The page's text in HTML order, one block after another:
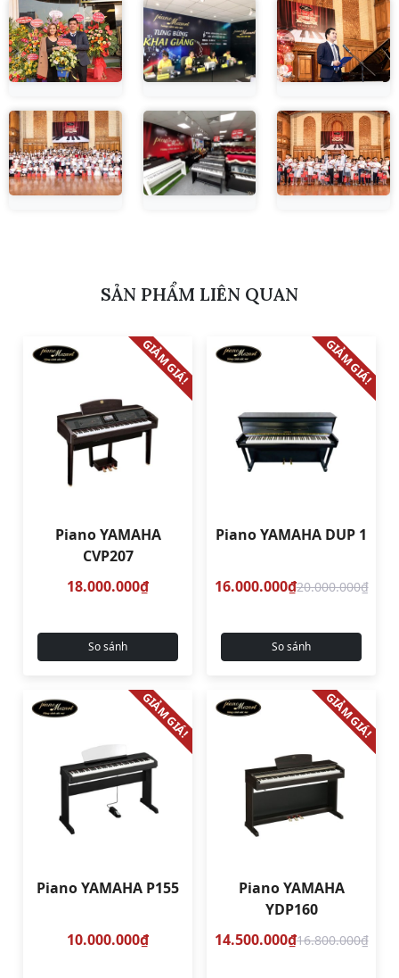
SẢN PHẨM LIÊN QUAN
GIẢM GIÁ!
Piano YAMAHA
CVP207
18.000.000₫
So sánh
GIẢM GIÁ!
Piano YAMAHA DUP 1
16.000.000₫20.000.000₫
So sánh
GIẢM GIÁ!
Piano YAMAHA P155
10.000.000₫
GIẢM GIÁ!
Piano YAMAHA
YDP160
14.500.000₫16.800.000₫